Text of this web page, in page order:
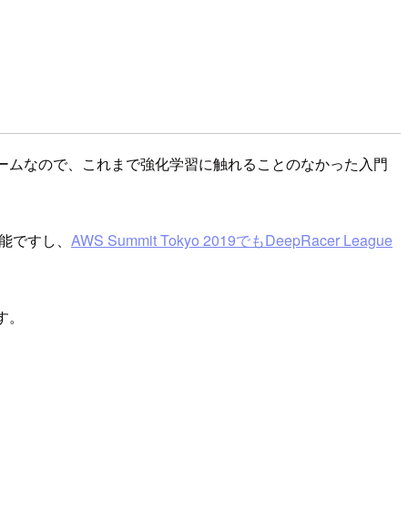
なので、これまで強化学習に触れることのなかった入門
すし、 AWS Summit Tokyo 2019でもDeepRacer League